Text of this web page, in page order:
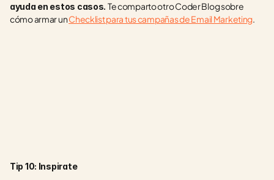
ayuda en estos casos. Te comparto otro Coder Blog sobre
cómo armar un Checklist para tus campañas de Email Marketing.
Tip 10: Inspirate